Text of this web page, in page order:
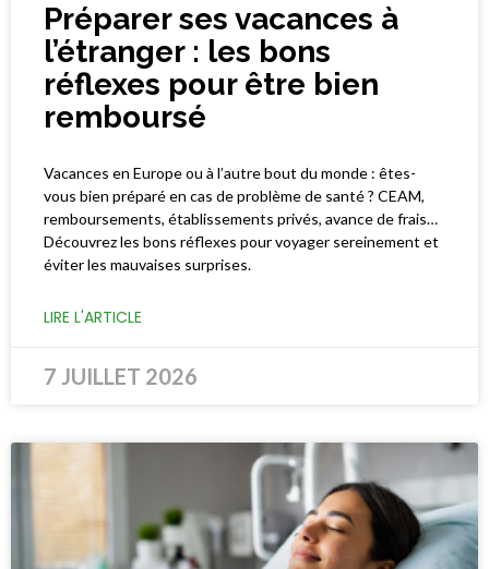
Préparer ses vacances à
l’étranger : les bons
réflexes pour être bien
remboursé
Vacances en Europe ou à l’autre bout du monde : êtes-
vous bien préparé en cas de problème de santé ? CEAM,
remboursements, établissements privés, avance de frais…
Découvrez les bons réflexes pour voyager sereinement et
éviter les mauvaises surprises.
LIRE L'ARTICLE
7 JUILLET 2026